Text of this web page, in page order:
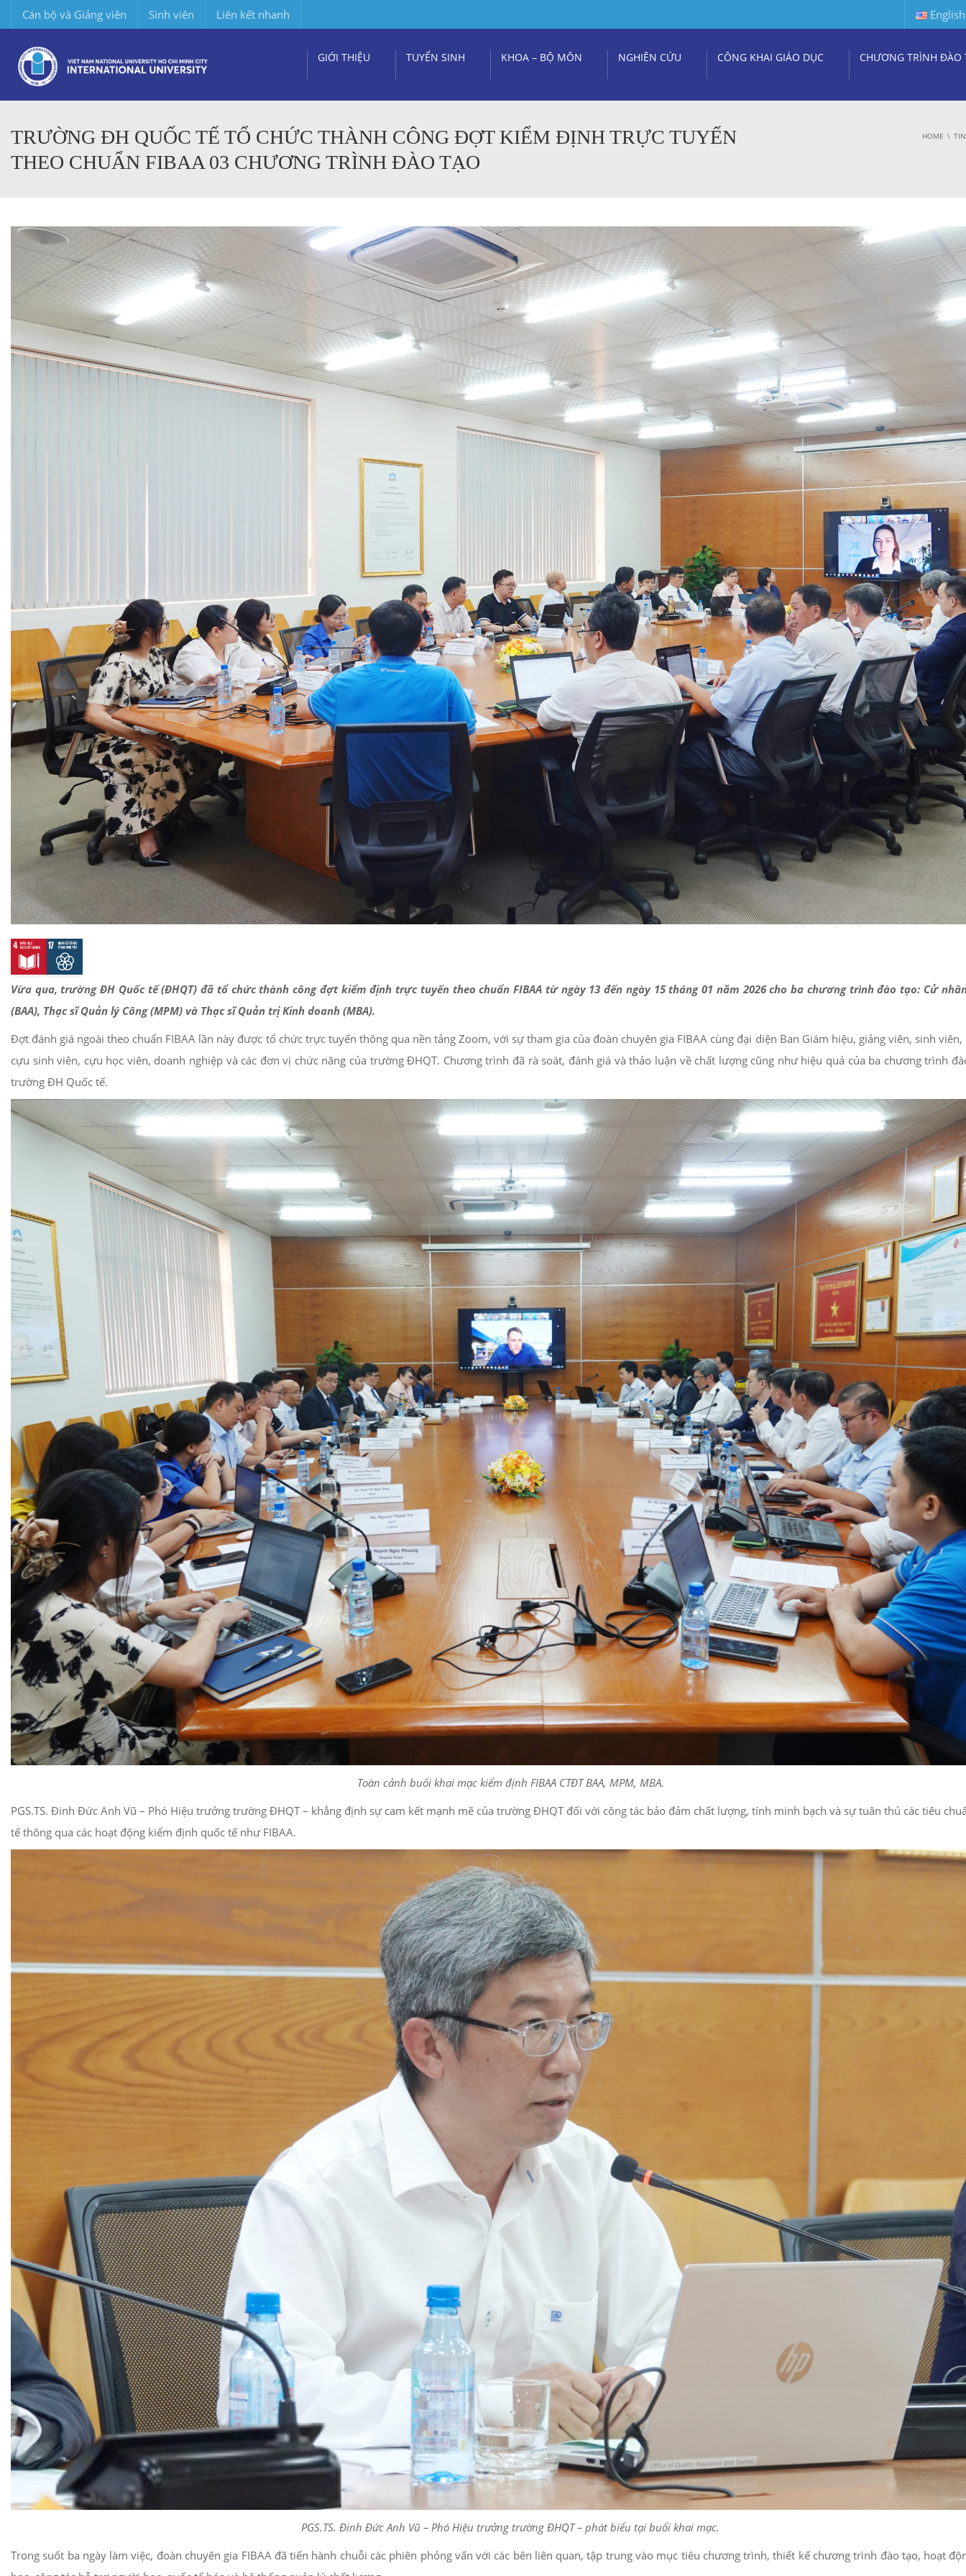
Cán bộ và Giảng viên Sinh viên Liên kết nhanh English
GIỚI THIỆU TUYỂN SINH KHOA – BỘ MÔN NGHIÊN CỨU CÔNG KHAI GIÁO DỤC CHƯƠNG TRÌNH ĐÀO
TRƯỜNG ĐH QUỐC TẾ TỔ CHỨC THÀNH CÔNG ĐỢT KIỂM ĐỊNH TRỰC TUYẾN
THEO CHUẨN FIBAA 03 CHƯƠNG TRÌNH ĐÀO TẠO
HOME
Vừa qua, trường ĐH Quốc tế (ĐHQT) đã tổ chức thành công đợt kiểm định trực tuyến theo chuẩn FIBAA từ ngày 13 đến ngày 15 tháng 01 năm 2026 cho ba chương trình đào tạo: Cử
(BAA), Thạc sĩ Quản lý Công (MPM) và Thạc sĩ Quản trị Kinh doanh (MBA).
Đợt đánh giá ngoài theo chuẩn FIBAA lần này được tổ chức trực tuyến thông qua nền tảng Zoom, với sự tham gia của đoàn chuyên gia FIBAA cùng đại diện Ban Giám hiệu, giảng viên, sinh viên,
cựu sinh viên, cựu học viên, doanh nghiệp và các đơn vị chức năng của trường ĐHQT. Chương trình đã rà soát, đánh giá và thảo luận về chất lượng cũng như hiệu quả của ba chương trình
trường ĐH Quốc tế.
Toàn cảnh buổi khai mạc kiểm định FIBAA CTĐT BAA, MPM, MBA.
PGS.TS. Đinh Đức Anh Vũ – Phó Hiệu trưởng trường ĐHQT – khẳng định sự cam kết mạnh mẽ của trường ĐHQT đối với công tác bảo đảm chất lượng, tính minh bạch và sự tuân thủ các tiêu
tế thông qua các hoạt động kiểm định quốc tế như FIBAA.
PGS.TS. Đinh Đức Anh Vũ – Phó Hiệu trưởng trường ĐHQT – phát biểu tại buổi khai mạc.
Trong suốt ba ngày làm việc, đoàn chuyên gia FIBAA đã tiến hành chuỗi các phiên phỏng vấn với các bên liên quan, tập trung vào mục tiêu chương trình, thiết kế chương trình đào tạo, hoạt